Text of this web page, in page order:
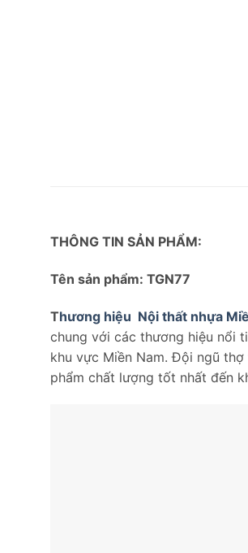
THÔNG TIN SẢN PHẨM:
Tên sản phẩm: TGN77
Thương hiệu Nội thất nhựa
chung với các thương hiệu nổi
khu vực Miền Nam. Đội ngũ
phẩm chất lượng tốt nhất đến